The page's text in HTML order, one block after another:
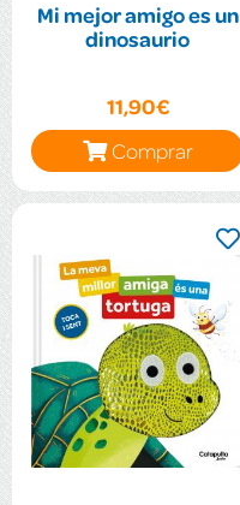
Mi mejor amigo es un
dinosaurio
11,90€
Comprar